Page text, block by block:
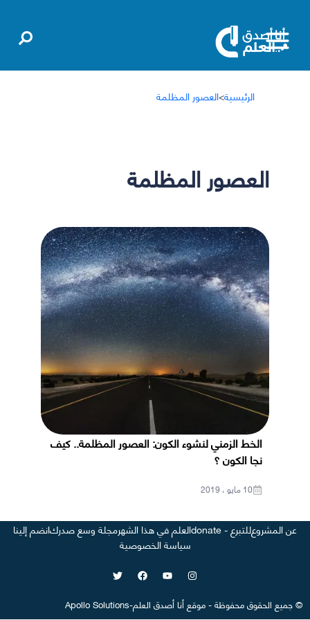
الرئيسية>العصور المظلمة
العصور المظلمة
الخط الزمني لنشوء الكون: العصور المظلمة.. كيف
نجا الكون ؟
10 مايو ، 2019
عن المشروعللتبرع - donate العلم في هذا الشهرمجلة وسع صدركانضم إلينا
سياسة الخصوصية
©جميع الحقوق محفوظة-موقعأنا أصدق العلم-
Apollo Solutions